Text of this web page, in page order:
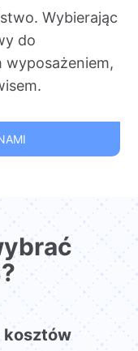
Wybierając
do
wyposażeniem,
kosztów